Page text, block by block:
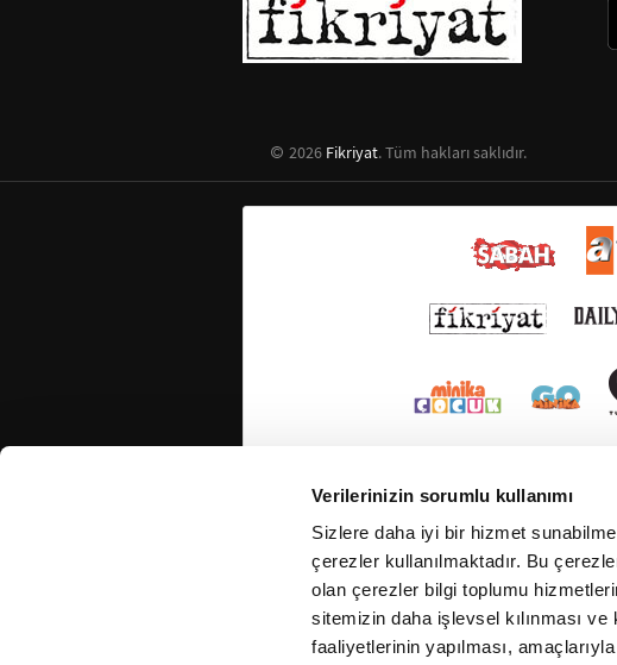
Verilerinizin sorumlu kullanımı
Sizlere daha iyi bir hizmet
çerezler kullanılmaktadır. Bu
olan çerezler bilgi toplumu
sitemizin daha işlevsel kılınması
faaliyetlerinin yapılması,
2026 Fikriyat. Tüm hakları saklıdır.